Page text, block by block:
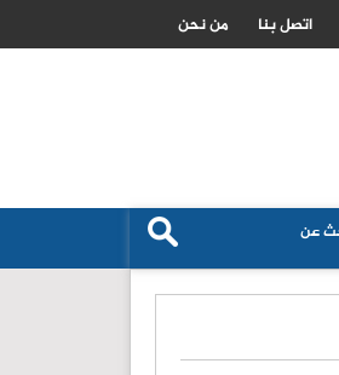
تكشف حجم استهلاك القمح والشعير وتؤكد تعزيز
من نحن اتصل بنا